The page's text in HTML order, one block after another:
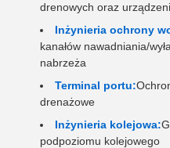
drenowych oraz
Inżynieria ochrony
kanałów nawadniania/
nabrzeża
Terminal portu:
drenażowe
Inżynieria kolejowa:
podpoziomu kolejowego